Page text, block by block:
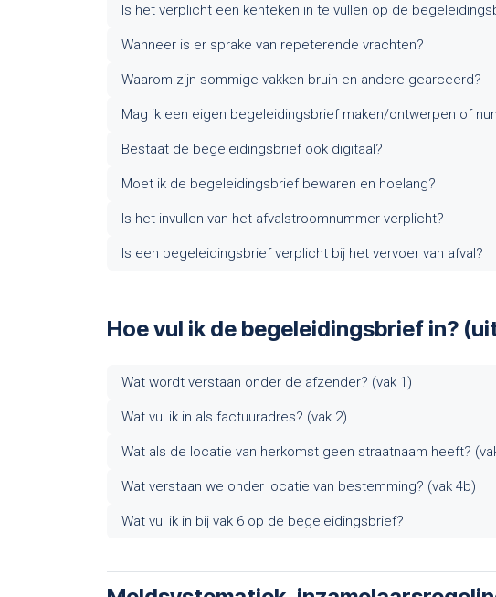
Is het verplicht een kenteken in te vullen op de
Wanneer is er sprake van repeterende vrachten?
Waarom zijn sommige vakken bruin en andere gearceerd?
Mag ik een eigen begeleidingsbrief maken/ontwerpen of
Bestaat de begeleidingsbrief ook digitaal?
Moet ik de begeleidingsbrief bewaren en hoelang?
Is het invullen van het afvalstroomnummer verplicht?
Is een begeleidingsbrief verplicht bij het vervoer van afval?
Hoe vul ik de begeleidingsbrief in?
Wat wordt verstaan onder de afzender? (vak 1)
Wat vul ik in als factuuradres? (vak 2)
Wat als de locatie van herkomst geen straatnaam heeft?
Wat verstaan we onder locatie van bestemming? (vak 4b)
Wat vul ik in bij vak 6 op de begeleidingsbrief?